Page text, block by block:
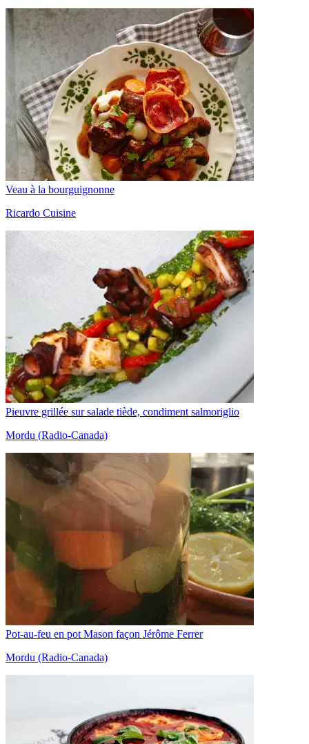
Veau à la bourguignonne
Ricardo Cuisine
Pieuvre grillée sur salade tiède, condiment salmoriglio
Mordu (Radio-Canada)
Pot-au-feu en pot Mason façon Jérôme Ferrer
Mordu (Radio-Canada)